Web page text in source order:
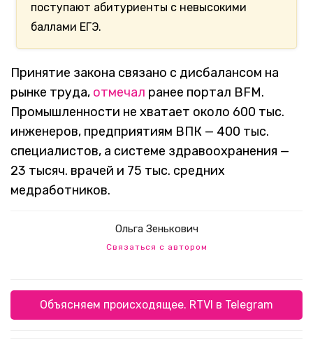
поступают абитуриенты с невысокими
баллами ЕГЭ.
Принятие закона связано с дисбалансом на
рынке труда, отмечал ранее портал BFM.
Промышленности не хватает около 600 тыс.
инженеров, предприятиям ВПК — 400 тыс.
специалистов, а системе здравоохранения —
23 тысяч. врачей и 75 тыс. средних
медработников.
Ольга Зенькович
Связаться с автором
Объясняем происходящее. RTVI в Telegram